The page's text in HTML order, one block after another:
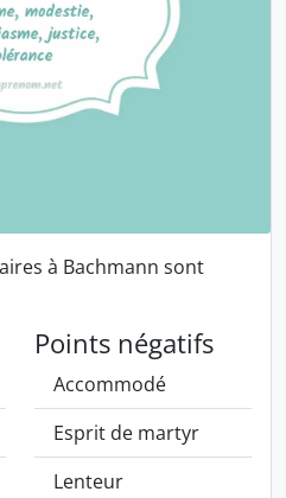
à Bachmann sont
Points négatifs
Accommodé
Esprit de martyr
Lenteur